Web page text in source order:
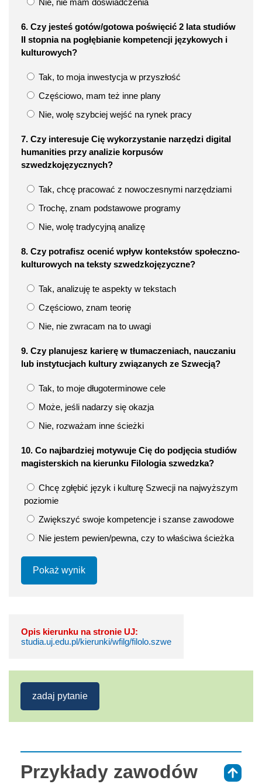
Nie, nie mam doświadczenia
6. Czy jesteś gotów/gotowa poświęcić 2 lata studiów
II stopnia na pogłębianie kompetencji językowych i
kulturowych?
Tak, to moja inwestycja w przyszłość
Częściowo, mam też inne plany
Nie, wolę szybciej wejść na rynek pracy
7. Czy interesuje Cię wykorzystanie narzędzi digital
humanities przy analizie korpusów
szwedzkojęzycznych?
Tak, chcę pracować z nowoczesnymi narzędziami
Trochę, znam podstawowe programy
Nie, wolę tradycyjną analizę
8. Czy potrafisz ocenić wpływ kontekstów społeczno-
kulturowych na teksty szwedzkojęzyczne?
Tak, analizuję te aspekty w tekstach
Częściowo, znam teorię
Nie, nie zwracam na to uwagi
9. Czy planujesz karierę w tłumaczeniach, nauczaniu
lub instytucjach kultury związanych ze Szwecją?
Tak, to moje długoterminowe cele
Może, jeśli nadarzy się okazja
Nie, rozważam inne ścieżki
10. Co najbardziej motywuje Cię do podjęcia studiów
magisterskich na kierunku Filologia szwedzka?
Chcę zgłębić język i kulturę Szwecji na najwyższym
poziomie
Zwiększyć swoje kompetencje i szanse zawodowe
Nie jestem pewien/pewna, czy to właściwa ścieżka
Pokaż wynik
Opis kierunku na stronie UJ:
studia.uj.edu.pl/kierunki/wfilg/filolo.szwe
zadaj pytanie
Przykłady zawodów